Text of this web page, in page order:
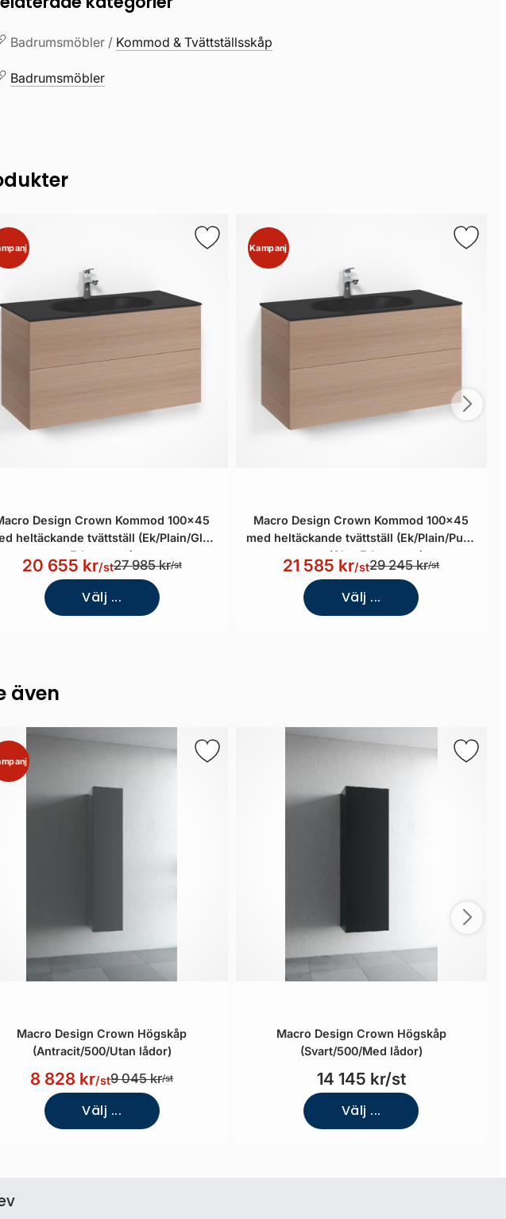
Badrumsmöbler / Kommod & Tvättställsskåp
Badrumsmöbler
Design Crown Kommod 100x45
heltäckande tvättställ (Ek/Plain/Glas
Edge svart)
20 655 kr/st27 985 kr/st
Välj ...
Kampanj
Macro Design Crown Kommod 100x45
med heltäckande tvättställ (Ek/Plain/Push
open/Glas Edge svart)
21 585 kr/st29 245 kr/st
Välj ...
även
Macro Design Crown Högskåp
(Antracit/500/Utan lådor)
8 828 kr/st9 045 kr/st
Välj ...
Macro Design Crown Högskåp
(Svart/500/Med lådor)
14 145 kr/st
Välj ...